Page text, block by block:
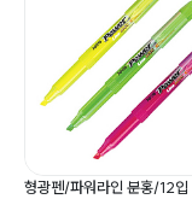
형광펜/파워라인 분홍/12입